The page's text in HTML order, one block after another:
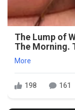
The Lump of
The Morning.
More
198 161